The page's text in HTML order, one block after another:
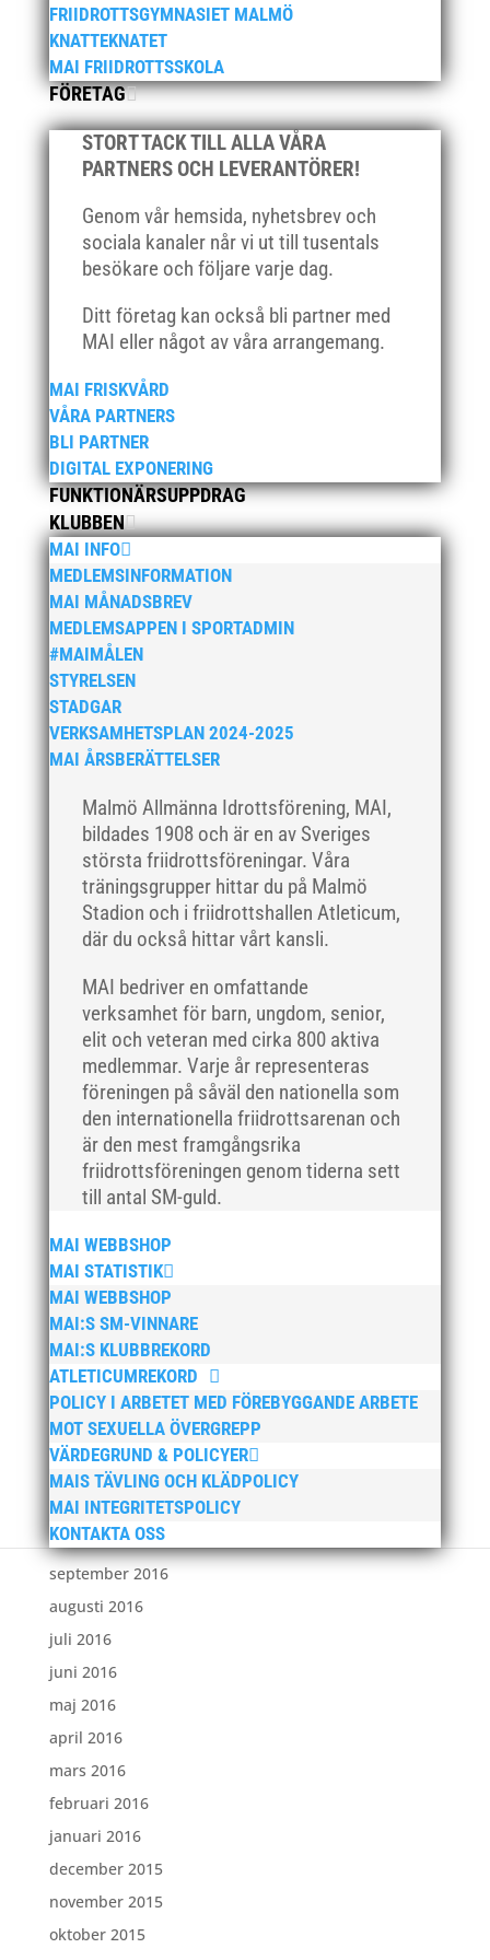
FRIIDROTTSGYMNASIET MALMÖ
KNATTEKNATET
MAI FRIIDROTTSSKOLA
FÖRETAG
STORT TACK TILL ALLA VÅRA
PARTNERS OCH LEVERANTÖRER!
Genom vår hemsida, nyhetsbrev och
sociala kanaler når vi ut till tusentals
besökare och följare varje dag.
Ditt företag kan också bli partner med
MAI eller något av våra arrangemang.
MAI FRISKVÅRD
VÅRA PARTNERS
BLI PARTNER
DIGITAL EXPONERING
FUNKTIONÄRSUPPDRAG
KLUBBEN
MAI INFO
MEDLEMSINFORMATION
MAI MÅNADSBREV
MEDLEMSAPPEN I SPORTADMIN
#MAIMÅLEN
STYRELSEN
STADGAR
VERKSAMHETSPLAN 2024-2025
MAI ÅRSBERÄTTELSER
Malmö Allmänna Idrottsförening, MAI,
bildades 1908 och är en av Sveriges
största friidrottsföreningar. Våra
träningsgrupper hittar du på Malmö
Stadion och i friidrottshallen Atleticum,
där du också hittar vårt kansli.
MAI bedriver en omfattande
verksamhet för barn, ungdom, senior,
elit och veteran med cirka 800 aktiva
medlemmar. Varje år representeras
föreningen på såväl den nationella som
den internationella friidrottsarenan och
är den mest framgångsrika
friidrottsföreningen genom tiderna sett
till antal SM-guld.
MAI WEBBSHOP
MAI STATISTIK
MAI WEBBSHOP
MAI:S SM-VINNARE
MAI:S KLUBBREKORD
ATLETICUMREKORD
POLICY I ARBETET MED FÖREBYGGANDE ARBETE
MOT SEXUELLA ÖVERGREPP
VÄRDEGRUND & POLICYER
MAIS TÄVLING OCH KLÄDPOLICY
MAI INTEGRITETSPOLICY
KONTAKTA OSS
november 2020
oktober 2020
september 2020
augusti 2020
juni 2020
mars 2020
februari 2020
november 2019
september 2019
augusti 2019
juli 2019
juni 2019
maj 2019
april 2019
mars 2019
februari 2019
januari 2019
december 2018
november 2018
oktober 2018
augusti 2018
juli 2018
juni 2018
maj 2018
april 2018
mars 2018
februari 2018
januari 2018
december 2017
november 2017
oktober 2017
september 2017
juli 2017
juni 2017
maj 2017
april 2017
mars 2017
februari 2017
januari 2017
december 2016
november 2016
oktober 2016
september 2016
augusti 2016
juli 2016
juni 2016
maj 2016
april 2016
mars 2016
februari 2016
januari 2016
december 2015
november 2015
oktober 2015